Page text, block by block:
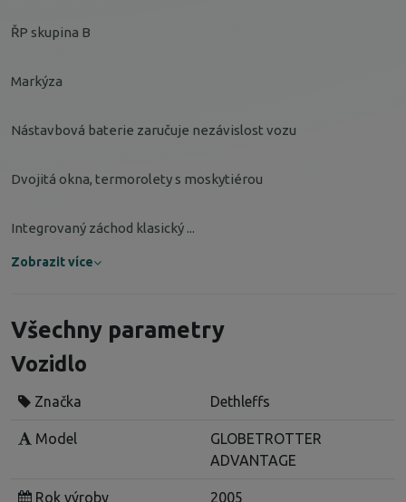
ŘP skupina B
Markýza
Nástavbová baterie zaručuje nezávislost vozu
Dvojitá okna, termorolety s moskytiérou
Integrovaný záchod klasický ...
Zobrazit více
Všechny parametry
Vozidlo
Značka Dethleffs
Model
GLOBETROTTER
ADVANTAGE
Rok výroby 2005